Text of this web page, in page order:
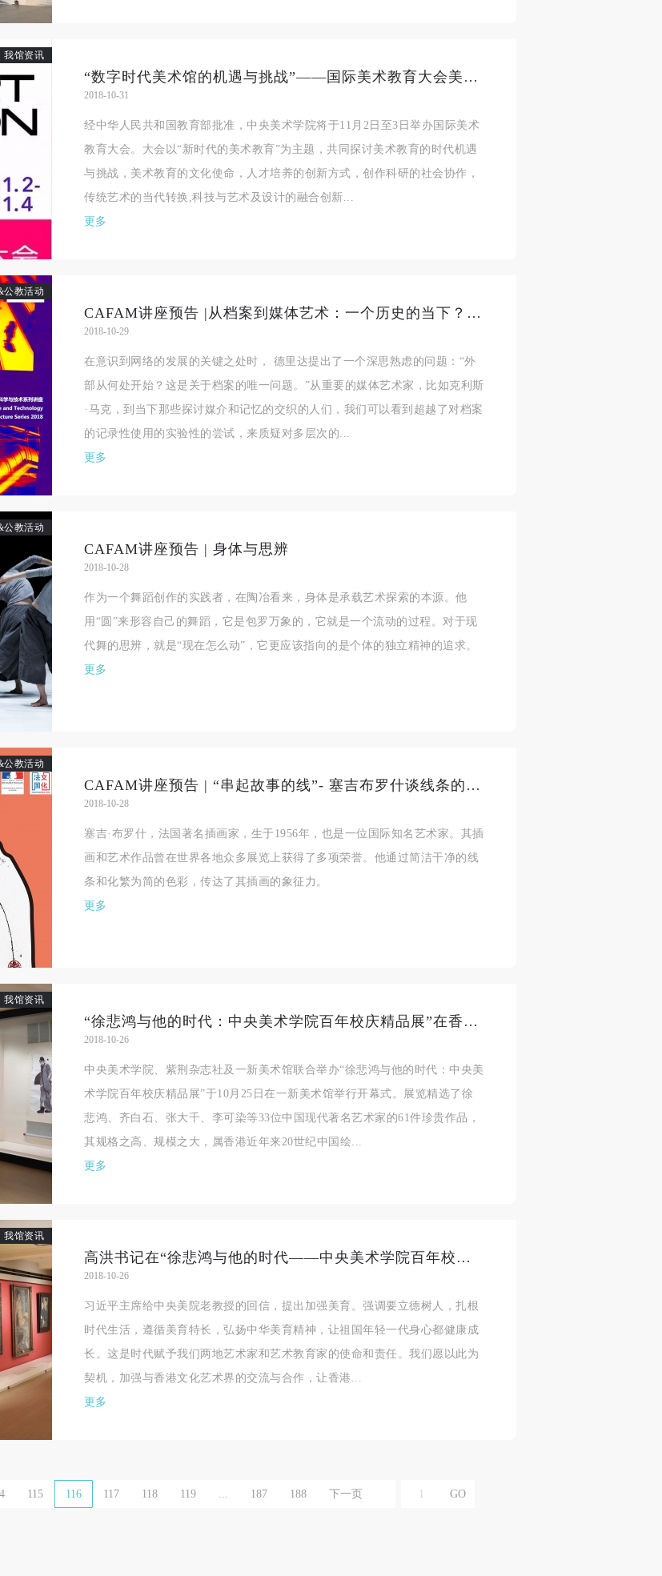
我馆资讯
“数字时代美术馆的机遇与挑战”——国际美术教育大会美术馆论坛即将启幕
2018-10-31
经中华人民共和国教育部批准，中央美术学院将于11月2日至3日举办国际美术
教育大会。大会以“新时代的美术教育”为主题，共同探讨美术教育的时代机遇
与挑战，美术教育的文化使命，人才培养的创新方式，创作科研的社会协作，
传统艺术的当代转换,科技与艺术及设计的融合创新...
更多
公教活动
CAFAM讲座预告 |从档案到媒体艺术：一个历史的当下？——玛萨拉·利斯塔（Marcella Lista ）
2018-10-29
在意识到网络的发展的关键之处时， 德里达提出了一个深思熟虑的问题：“外
部从何处开始？这是关于档案的唯一问题。”从重要的媒体艺术家，比如克利斯
·马克，到当下那些探讨媒介和记忆的交织的人们，我们可以看到超越了对档案
的记录性使用的实验性的尝试，来质疑对多层次的...
更多
公教活动
CAFAM讲座预告 | 身体与思辨
2018-10-28
作为一个舞蹈创作的实践者，在陶冶看来，身体是承载艺术探索的本源。他
用“圆”来形容自己的舞蹈，它是包罗万象的，它就是一个流动的过程。对于现
代舞的思辨，就是“现在怎么动”，它更应该指向的是个体的独立精神的追求。
更多
公教活动
CAFAM讲座预告 | “串起故事的线”- 塞吉布罗什谈线条的创作
2018-10-28
塞吉·布罗什，法国著名插画家，生于1956年，也是一位国际知名艺术家。其插
画和艺术作品曾在世界各地众多展览上获得了多项荣誉。他通过简洁干净的线
条和化繁为简的色彩，传达了其插画的象征力。
更多
我馆资讯
“徐悲鸿与他的时代：中央美术学院百年校庆精品展”在香港一新美术馆开幕
2018-10-26
中央美术学院、紫荆杂志社及一新美术馆联合举办“徐悲鸿与他的时代：中央美
术学院百年校庆精品展”于10月25日在一新美术馆举行开幕式。展览精选了徐
悲鸿、齐白石、张大千、李可染等33位中国现代著名艺术家的61件珍贵作品，
其规格之高、规模之大，属香港近年来20世纪中国绘...
更多
我馆资讯
高洪书记在“徐悲鸿与他的时代——中央美术学院百年校庆精品展”香港展开幕礼上的致辞
2018-10-26
习近平主席给中央美院老教授的回信，提出加强美育。强调要立德树人，扎根
时代生活，遵循美育特长，弘扬中华美育精神，让祖国年轻一代身心都健康成
长。这是时代赋予我们两地艺术家和艺术教育家的使命和责任。我们愿以此为
契机，加强与香港文化艺术界的交流与合作，让香港...
更多
115 116 117 118 119 ... 187 188 下一页
快捷登录
发送验证码
验证码
美术馆出版授权协议书
《中央美术学院美术馆》（以下简称“CAFAM”），愿意将本人
学院美术馆公共教育部组织的公益性活动（包括美术馆会员活
人的图像、照片、文字、著作、活动成果（如参与工作坊创作
媒体形式公开出版，并同意编入《中国知识资源总库》《中央
库》《中央美术学院美术馆资料库》等相关资料、文献、档案
在中央美术学院中使用和在互联网上传播，同意按相关“章程”规
益。
美术馆活动安全免责协议书
公正、自愿参加与退出、风险与责任自负的原则。但活动有风
有必要的风险意识。
者必须遵守中华人民共和国的相关法律、法规，必须遵循道德
范，并应该具备以人为本、团结友爱、互相帮助和助人为乐的
人员应该是成年人（具有完全民事行为能力的人，18周岁以
必须在成年人的陪同下参观。
此次活动期间的人身安全责任自负。鼓励参加者自行购买人身
动中一旦出现事故，活动中任何非事故当事人及美术馆将不承
任何责任，但有互相援助的义务。参加活动的成员应当积极主
救援工作，但对事故本身不承担任何法律责任和经济责任。参
此次活动期间应主动遵守美术馆活动秩序、维护美术馆场地及
馆藏艺术作品及衍生品的安全。活动中一旦因个人原因造成美
间、艺术品、衍生品等受到不同程度的损失、破坏。活动中任
人及美术馆将不承担相应的责任与损失，应由参与活动者根据
文、组织规定进行协商和赔偿。并追究相应的法律责任和经济
参与活动时应当在美术馆工作人员及活动导师、教师指导下进
因个人原因在使用相应绘画工具、创作材料及配套设备、设施
、伤害他人及造成相应工具、材料、设备或设施的故障或损
者应当承当相应的全部责任，并主动赔偿相应的经济损失。活
故当事人及美术馆将不承担人身事故的任何责任。
美术馆肖像权许可使用协议
民共和国广告法》、《中华人民共和国民法通则》以及 最高人
彻执行 《中华人民共和国民法通则》若干问题的意见（试行）>
为明确肖像许可方（甲方）和使用方（乙方）的权利义务关
好协商，甲乙双方就带有甲方肖像的作品的使用达成如下一致
本协议中的肖像权人，自愿将自己的肖像权许可乙方作符合本
律规定的用途。
央美术学院美术馆是一所具有标志性、专业性、国际化的现代
中央美术学院美术馆与时代同行，努力塑造一个开放、自由、
围，竭诚与各单位、企业、机构、艺术家和观众进行良好互
学术研究为基础，积极策划国际、国内多视角、多领域的展
共教育活动，为美院师生、中外艺术家以及社会公众提供一个
为甲方拍摄中央美术学院公共教育部所有公教活动。
美术馆出版授权协议书
《中央美术学院美术馆》（以下简称“CAFAM”），愿意将本人
学院美术馆公共教育部组织的公益性活动（包括美术馆会员活
人的图像、照片、文字、著作、活动成果（如参与工作坊创作
媒体形式公开出版，并同意编入《中国知识资源总库》《中央
库》《中央美术学院美术馆资料库》等相关资料、文献、档案
在中央美术学院中使用和在互联网上传播，同意按相关“章程”规
益。
美术馆活动安全免责协议书
公正、自愿参加与退出、风险与责任自负的原则。但活动有风
有必要的风险意识。
者必须遵守中华人民共和国的相关法律、法规，必须遵循道德
范，并应该具备以人为本、团结友爱、互相帮助和助人为乐的
人员应该是成年人（具有完全民事行为能力的人，18周岁以
必须在成年人的陪同下参观。
此次活动期间的人身安全责任自负。鼓励参加者自行购买人身
动中一旦出现事故，活动中任何非事故当事人及美术馆将不承
任何责任，但有互相援助的义务。参加活动的成员应当积极主
救援工作，但对事故本身不承担任何法律责任和经济责任。参
此次活动期间应主动遵守美术馆活动秩序、维护美术馆场地及
馆藏艺术作品及衍生品的安全。活动中一旦因个人原因造成美
间、艺术品、衍生品等受到不同程度的损失、破坏。活动中任
人及美术馆将不承担相应的责任与损失，应由参与活动者根据
文、组织规定进行协商和赔偿。并追究相应的法律责任和经济
参与活动时应当在美术馆工作人员及活动导师、教师指导下进
因个人原因在使用相应绘画工具、创作材料及配套设备、设施
、伤害他人及造成相应工具、材料、设备或设施的故障或损
者应当承当相应的全部责任，并主动赔偿相应的经济损失。活
故当事人及美术馆将不承担人身事故的任何责任。
美术馆肖像权许可使用协议
民共和国广告法》、《中华人民共和国民法通则》以及 最高人
彻执行 《中华人民共和国民法通则》若干问题的意见（试行）>
为明确肖像许可方（甲方）和使用方（乙方）的权利义务关
好协商，甲乙双方就带有甲方肖像的作品的使用达成如下一致
本协议中的肖像权人，自愿将自己的肖像权许可乙方作符合本
律规定的用途。
央美术学院美术馆是一所具有标志性、专业性、国际化的现代
中央美术学院美术馆与时代同行，努力塑造一个开放、自由、
围，竭诚与各单位、企业、机构、艺术家和观众进行良好互
学术研究为基础，积极策划国际、国内多视角、多领域的展
共教育活动，为美院师生、中外艺术家以及社会公众提供一个
为甲方拍摄中央美术学院公共教育部所有公教活动。
美术馆出版授权协议书
《中央美术学院美术馆》（以下简称“CAFAM”），愿意将本人
学院美术馆公共教育部组织的公益性活动（包括美术馆会员活
人的图像、照片、文字、著作、活动成果（如参与工作坊创作
媒体形式公开出版，并同意编入《中国知识资源总库》《中央
库》《中央美术学院美术馆资料库》等相关资料、文献、档案
在中央美术学院中使用和在互联网上传播，同意按相关“章程”规
益。
美术馆活动安全免责协议书
公正、自愿参加与退出、风险与责任自负的原则。但活动有风
有必要的风险意识。
者必须遵守中华人民共和国的相关法律、法规，必须遵循道德
范，并应该具备以人为本、团结友爱、互相帮助和助人为乐的
人员应该是成年人（具有完全民事行为能力的人，18周岁以
必须在成年人的陪同下参观。
此次活动期间的人身安全责任自负。鼓励参加者自行购买人身
动中一旦出现事故，活动中任何非事故当事人及美术馆将不承
任何责任，但有互相援助的义务。参加活动的成员应当积极主
救援工作，但对事故本身不承担任何法律责任和经济责任。参
此次活动期间应主动遵守美术馆活动秩序、维护美术馆场地及
馆藏艺术作品及衍生品的安全。活动中一旦因个人原因造成美
间、艺术品、衍生品等受到不同程度的损失、破坏。活动中任
人及美术馆将不承担相应的责任与损失，应由参与活动者根据
文、组织规定进行协商和赔偿。并追究相应的法律责任和经济
参与活动时应当在美术馆工作人员及活动导师、教师指导下进
因个人原因在使用相应绘画工具、创作材料及配套设备、设施
、伤害他人及造成相应工具、材料、设备或设施的故障或损
者应当承当相应的全部责任，并主动赔偿相应的经济损失。活
故当事人及美术馆将不承担人身事故的任何责任。
美术馆肖像权许可使用协议
民共和国广告法》、《中华人民共和国民法通则》以及 最高人
彻执行 《中华人民共和国民法通则》若干问题的意见（试行）>
为明确肖像许可方（甲方）和使用方（乙方）的权利义务关
好协商，甲乙双方就带有甲方肖像的作品的使用达成如下一致
本协议中的肖像权人，自愿将自己的肖像权许可乙方作符合本
律规定的用途。
央美术学院美术馆是一所具有标志性、专业性、国际化的现代
中央美术学院美术馆与时代同行，努力塑造一个开放、自由、
围，竭诚与各单位、企业、机构、艺术家和观众进行良好互
学术研究为基础，积极策划国际、国内多视角、多领域的展
共教育活动，为美院师生、中外艺术家以及社会公众提供一个
为甲方拍摄中央美术学院公共教育部所有公教活动。